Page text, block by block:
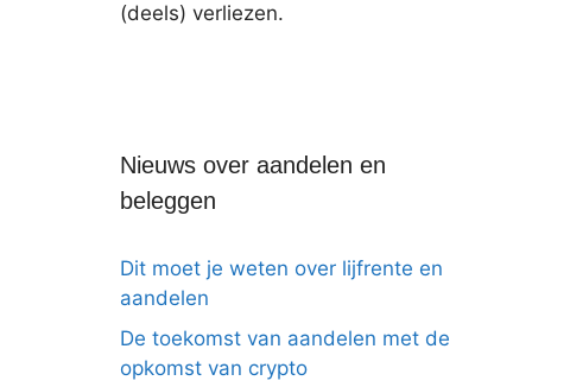
(deels) verliezen.
Nieuws over aandelen en
beleggen
Dit moet je weten over lijfrente en
aandelen
De toekomst van aandelen met de
opkomst van crypto